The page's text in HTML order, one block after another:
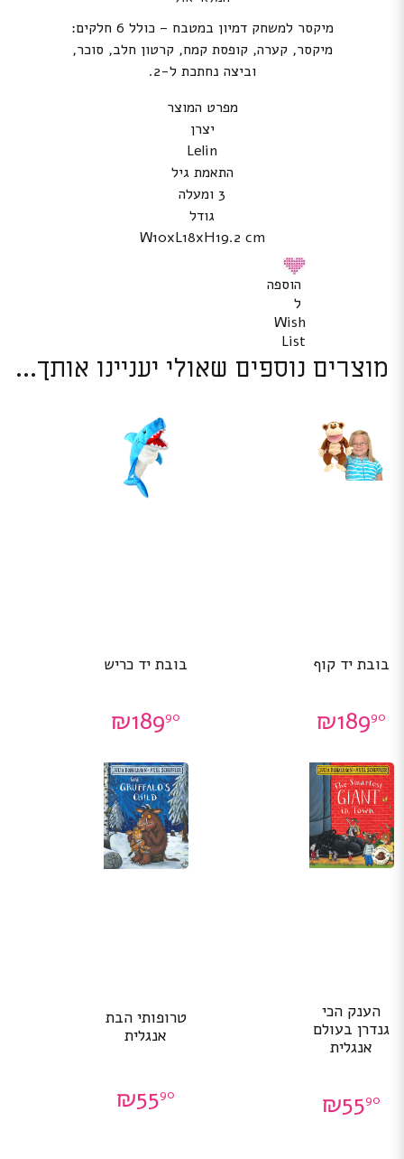
מיקסר למשחק דמיון במטבח – כולל 6 חלקים:
מיקסר, קערה, קופסת קמח, קרטון חלב, סוכר,
וביצה נחתכת ל-2.
מפרט המוצר
יצרן
Lelin
התאמת גיל
3 ומעלה
גודל
W10xL18xH19.2 cm
הוספה
ל
Wish
List
מוצרים נוספים שאולי יעניינו אותך...
בובת יד קוף
₪18990
בובת יד כריש
₪18990
הענק הכי
גנדרן בעולם
אנגלית
₪5590
טרופותי הבת
אנגלית
₪5590